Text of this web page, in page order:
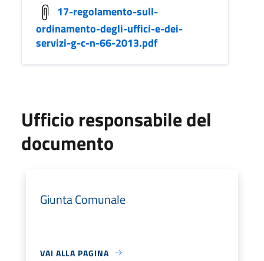
17-regolamento-sull-
ordinamento-degli-uffici-e-dei-
servizi-g-c-n-66-2013.pdf
Ufficio responsabile del
documento
Giunta Comunale
VAI ALLA PAGINA